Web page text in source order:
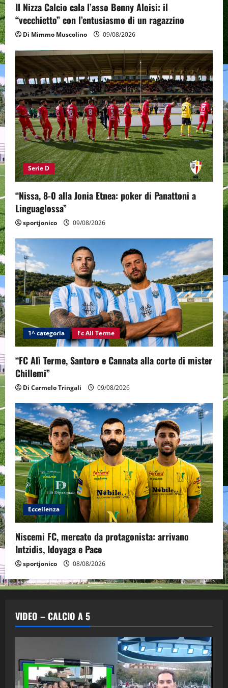
Il Nizza Calcio cala l’asso Benny Aloisi: il
“vecchietto” con l’entusiasmo di un ragazzino
Di Mimmo Muscolino 09/08/2026
Serie D
“Nissa, 8-0 alla Jonia Etnea: poker di Panattoni a
Linguaglossa”
sportjonico 09/08/2026
1^ categoria Fc Alì Terme
“FC Alì Terme, Santoro e Cannata alla corte di mister
Chillemi”
Di Carmelo Tringali 09/08/2026
Eccellenza
Niscemi FC, mercato da protagonista: arrivano
Intzidis, Idoyaga e Pace
sportjonico 08/08/2026
VIDEO – CALCIO A 5